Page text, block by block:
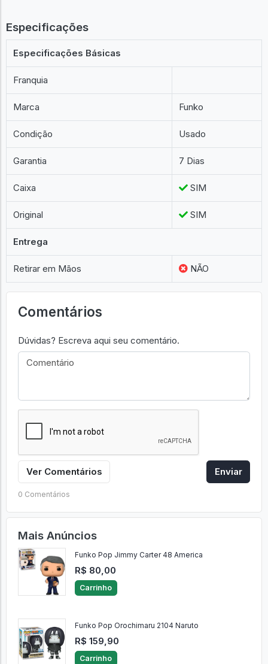
Especificações
Especificações Básicas
Franquia
Marca Funko
Condição Usado
Garantia 7 Dias
Caixa SIM
Original SIM
Entrega
Retirar em Mãos NÃO
Comentários
Dúvidas? Escreva aqui seu comentário.
Ver Comentários Enviar
0 Comentários
Mais Anúncios
Funko Pop Jimmy Carter 48 America
R$ 80,00
Carrinho
Funko Pop Orochimaru 2104 Naruto
R$ 159,90
Carrinho